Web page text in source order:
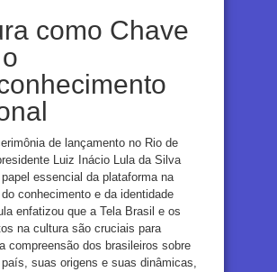
como Chave
de lançamento no Rio de
Luiz Inácio Lula da Silva
essencial da plataforma na
conhecimento e da identidade
enfatizou que a Tela Brasil e os
na cultura são cruciais para
compreensão dos brasileiros sobre
suas origens e suas dinâmicas,